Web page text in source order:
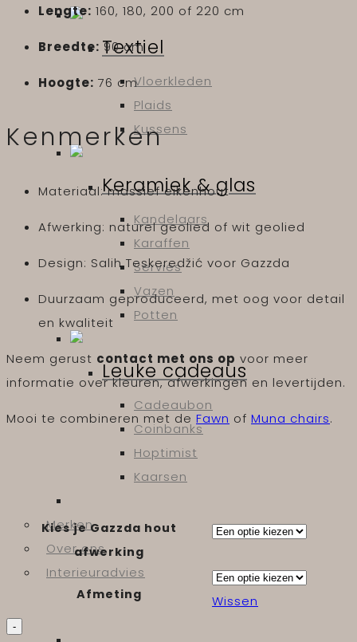
Textiel
Vloerkleden
Plaids
Kussens
Keramiek & glas
Kandelaars
Karaffen
Servies
Vazen
Potten
Leuke cadeaus
Cadeaubon
Coinbanks
Hoptimist
Kaarsen
Merken
Over ons
Interieuradvies
Lengte: 160, 180, 200 of 220 cm
Breedte: 90 cm
Hoogte: 76 cm
Kenmerken
Materiaal: massief eikenhout
Afwerking: naturel geolied of wit geolied
Design: Salih Teskeredžić voor Gazzda
Duurzaam geproduceerd, met oog voor detail
en kwaliteit
Neem gerust contact met ons op voor meer
informatie over kleuren, afwerkingen en levertijden.
Mooi te combineren met de Fawn of Muna chairs.
Kies je Gazzda hout
afwerking
Afmeting Wissen